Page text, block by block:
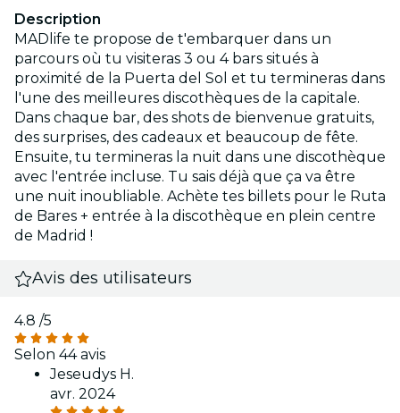
Description
MADlife te propose de t'embarquer dans un
parcours où tu visiteras 3 ou 4 bars situés à
proximité de la Puerta del Sol et tu termineras dans
l'une des meilleures discothèques de la capitale.
Dans chaque bar, des shots de bienvenue gratuits,
des surprises, des cadeaux et beaucoup de fête.
Ensuite, tu termineras la nuit dans une discothèque
avec l'entrée incluse. Tu sais déjà que ça va être
une nuit inoubliable. Achète tes billets pour le Ruta
de Bares + entrée à la discothèque en plein centre
de Madrid !
Avis des utilisateurs
4.8 /5
Selon 44 avis
Jeseudys H.
avr. 2024